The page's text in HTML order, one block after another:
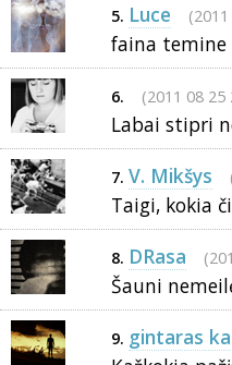
5. Luce
faina temine
6. (2011 08 25
Labai stipri
7. V. Mikšys
Taigi, kokia
8. DRasa
Šauni
9. gintaras